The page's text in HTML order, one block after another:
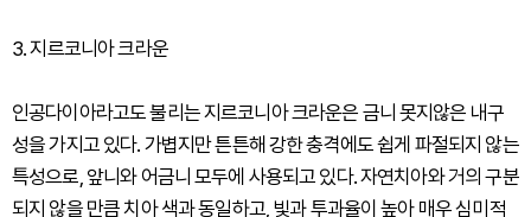
3. 지르코니아 크라운
인공다이아라고도 불리는 지르코니아 크라운은 금니 못지않은 내구
성을 가지고 있다. 가볍지만 튼튼해 강한 충격에도 쉽게 파절되지 않는
특성으로, 앞니와 어금니 모두에 사용되고 있다. 자연치아와 거의 구분
되지 않을 만큼 치아 색과 동일하고, 빛과 투과율이 높아 매우 심미적